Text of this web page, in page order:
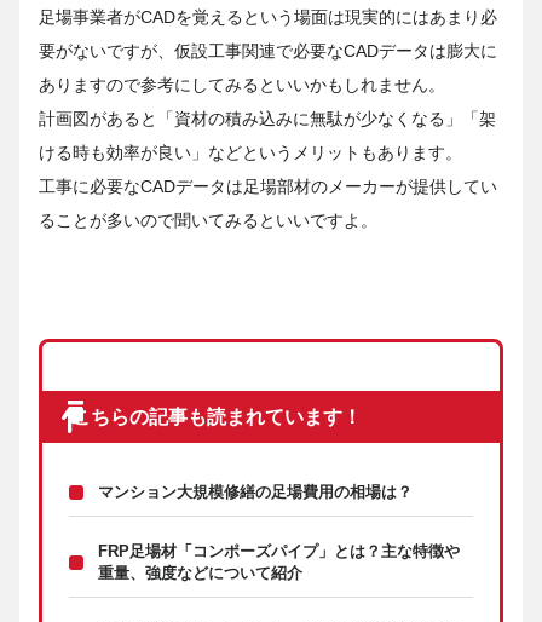
足場事業者がCADを覚えるという場面は現実的にはあまり必
要がないですが、仮設工事関連で必要なCADデータは膨大に
ありますので参考にしてみるといいかもしれません。
計画図があると「資材の積み込みに無駄が少なくなる」「架
ける時も効率が良い」などというメリットもあります。
工事に必要なCADデータは足場部材のメーカーが提供してい
ることが多いので聞いてみるといいですよ。
こちらの記事も読まれています！
マンション大規模修繕の足場費用の相場は？
FRP足場材「コンポーズパイプ」とは？主な特徴や
重量、強度などについて紹介